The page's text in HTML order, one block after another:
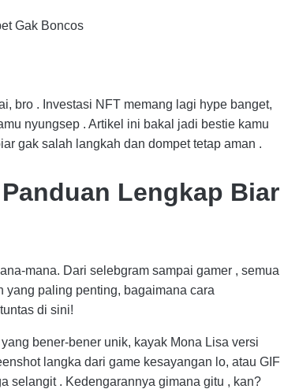
Gak Boncos
bro . Investasi NFT memang lagi hype banget,
nyungsep . Artikel ini bakal jadi bestie kamu
gak salah langkah dan dompet tetap aman .
Lengkap Biar
mana. Dari selebgram sampai gamer , semua
yang paling penting, bagaimana cara
di sini!
bener-bener unik, kayak Mona Lisa versi
langka dari game kesayangan lo, atau GIF
selangit . Kedengarannya gimana gitu , kan?